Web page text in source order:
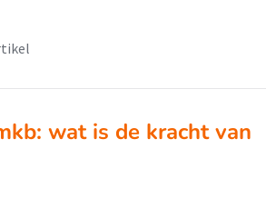
wat is de kracht van